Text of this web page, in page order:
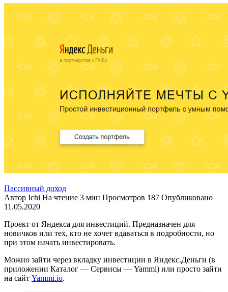
Пассивный доход
Автор Ichi На чтение 3 мин Просмотров 187 Опубликовано
11.05.2020
Проект от Яндекса для инвестиций. Предназначен для
новичков или тех, кто не хочет вдаваться в подробности, но
при этом начать инвестировать.
Можно зайти через вкладку инвестиции в Яндекс.Деньги (в
приложении Каталог — Сервисы — Yammi) или просто зайти
на сайт Yammi.io.